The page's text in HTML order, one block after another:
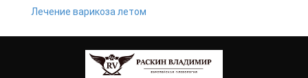
Лечение варикоза летом